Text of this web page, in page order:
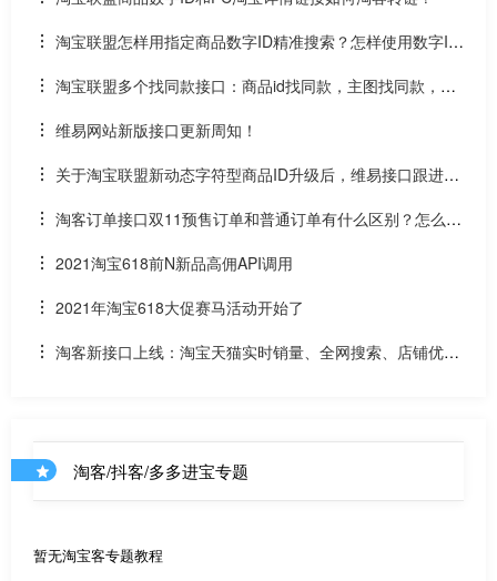
淘宝联盟怎样用指定商品数字ID精准搜索？怎样使用数字ID
和场景ID2转链？
淘宝联盟多个找同款接口：商品id找同款，主图找同款，SK
U找同款
维易网站新版接口更新周知！
关于淘宝联盟新动态字符型商品ID升级后，维易接口跟进情
况和API调用说明
淘客订单接口双11预售订单和普通订单有什么区别？怎么区
分是淘客双11预售订单是否已付尾款？预售中支付了定金的宝
贝该如何计算佣金
2021淘宝618前N新品高佣API调用
2021年淘宝618大促赛马活动开始了
淘客新接口上线：淘宝天猫实时销量、全网搜索、店铺优惠
淘客/抖客/多多进宝专题
暂无淘宝客专题教程